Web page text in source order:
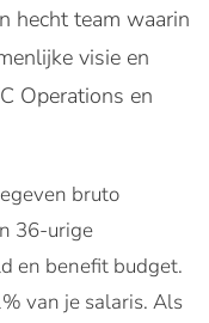
hecht team waarin
visie en
Operations en
bruto
36-urige
en benefit budget.
van je salaris. Als